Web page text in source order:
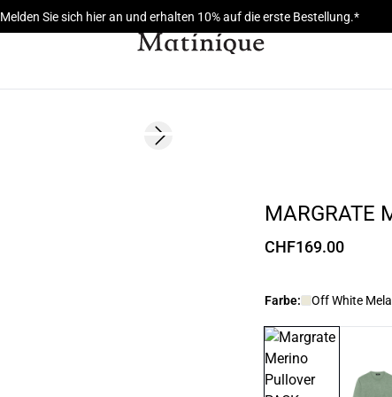
Melden Sie sich hier an und erhalten 10% auf die erste Bestellung.*
Next slide
MARGRATE
CHF169.00
Farbe: Off White